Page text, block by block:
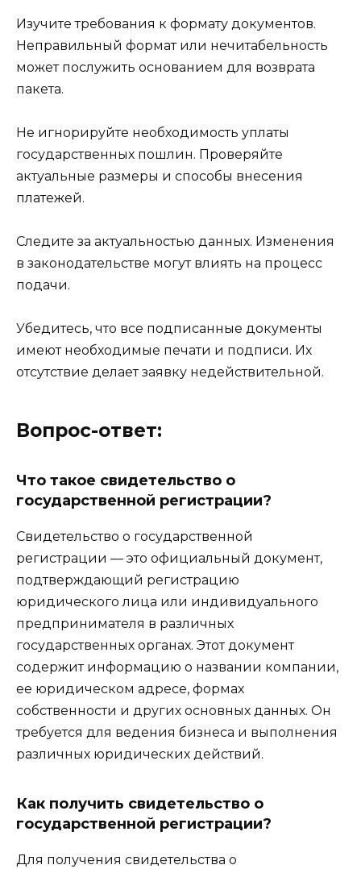
Изучите требования к формату документов.
Неправильный формат или нечитабельность
может послужить основанием для возврата
пакета.
Не игнорируйте необходимость уплаты
государственных пошлин. Проверяйте
актуальные размеры и способы внесения
платежей.
Следите за актуальностью данных. Изменения
в законодательстве могут влиять на процесс
подачи.
Убедитесь, что все подписанные документы
имеют необходимые печати и подписи. Их
отсутствие делает заявку недействительной.
Вопрос-ответ:
Что такое свидетельство о
государственной регистрации?
Свидетельство о государственной
регистрации — это официальный документ,
подтверждающий регистрацию
юридического лица или индивидуального
предпринимателя в различных
государственных органах. Этот документ
содержит информацию о названии компании,
ее юридическом адресе, формах
собственности и других основных данных. Он
требуется для ведения бизнеса и выполнения
различных юридических действий.
Как получить свидетельство о
государственной регистрации?
Для получения свидетельства о